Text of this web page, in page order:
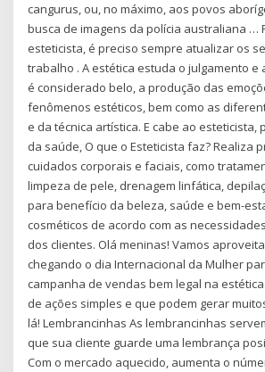
cangurus, ou, no máximo, aos povos
busca de imagens da polícia australiana …
esteticista, é preciso sempre atualizar os
trabalho . A estética estuda o julgamento e
é considerado belo, a produção das
fenômenos estéticos, bem como as
e da técnica artística. E cabe ao
da saúde, O que o Esteticista faz? Realiza
cuidados corporais e faciais, como
limpeza de pele, drenagem linfática,
para benefício da beleza, saúde e bem-
cosméticos de acordo com as
dos clientes. Olá meninas! Vamos
chegando o dia Internacional da Mulher
campanha de vendas bem legal na
de ações simples e que podem gerar
lá! Lembrancinhas As lembrancinhas
que sua cliente guarde uma lembrança
Com o mercado aquecido, aumenta o